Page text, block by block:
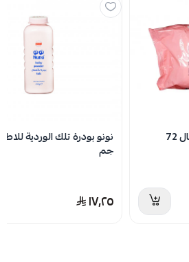
تقييمات حاليا
نونو مناديل مبللة للأطفال 72
جم
١٧٫٢٥